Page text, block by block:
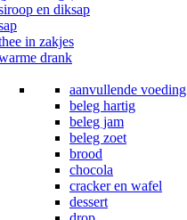
en diksap
in zakjes
drank
aanvullende voeding
beleg hartig
beleg jam
beleg zoet
brood
chocola
cracker en wafel
dessert